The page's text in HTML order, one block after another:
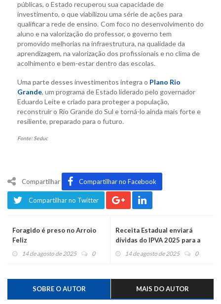
públicas, o Estado recuperou sua capacidade de
investimento, o que viabilizou uma série de ações para
qualificar a rede de ensino. Com foco no desenvolvimento do
aluno e na valorização do professor, o governo tem
promovido melhorias na infraestrutura, na qualidade da
aprendizagem, na valorização dos profissionais e no clima de
acolhimento e bem-estar dentro das escolas.
Uma parte desses investimentos integra o Plano Rio
Grande, um programa de Estado liderado pelo governador
Eduardo Leite e criado para proteger a população,
reconstruir o Rio Grande do Sul e torná-lo ainda mais forte e
resiliente, preparado para o futuro.
Fonte: Seduc
Compartilhar Compartilhar no Facebook
Compartilhar no Twitter
Foragido é preso no Arroio
Feliz
14 de agosto de 2025 0
Receita Estadual enviará
dívidas do IPVA 2025 para a
Serasa14 de agosto de 2025 0
SOBRE O AUTOR MAIS DO AUTOR